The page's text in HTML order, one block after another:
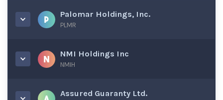
Palomar Holdings, Inc.
PLMR
NMI Holdings Inc
NMIH
Assured Guaranty Ltd.